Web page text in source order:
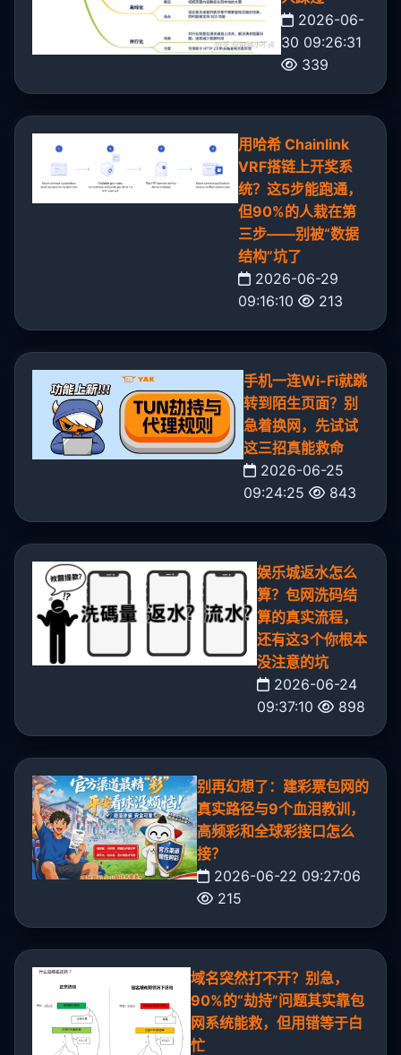
2026-06-
30 09:26:31
339
用哈希 Chainlink
VRF搭链上开奖系
统？这5步能跑通，
但90%的人栽在第
三步——别被“数据
结构”坑了
2026-06-29
09:16:10
213
手机一连Wi-Fi就跳
转到陌生页面？别
急着换网，先试试
这三招真能救命
2026-06-25
09:24:25
843
娱乐城返水怎么
算？包网洗码结
算的真实流程，
还有这3个你根本
没注意的坑
2026-06-24
09:37:10
898
别再幻想了：建彩票包网的
真实路径与9个血泪教训，
高频彩和全球彩接口怎么
接？
2026-06-22 09:27:06
215
域名突然打不开？别急，
90%的“劫持”问题其实靠包
网系统能救，但用错等于白
忙